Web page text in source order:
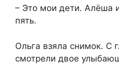
– Это мои дети. Алёша
пять.
Ольга взяла снимок. С
смотрели двое